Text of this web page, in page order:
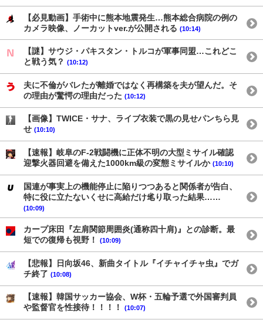
【必見動画】手術中に熊本地震発生…熊本総合病院の例の
カメラ映像、ノーカットver.が公開される (10:14)
【謎】サウジ・パキスタン・トルコが軍事同盟…これどこ
と戦う気？ (10:12)
夫に不倫がバレたが離婚ではなく再構築を夫が望んだ。そ
の理由が驚愕の理由だった (10:12)
【画像】TWICE・サナ、ライブ衣装で黒の見せパンちら見
せ (10:10)
【速報】岐阜のF-2戦闘機に正体不明の大型ミサイル確認
迎撃火器回避を備えた1000km級の変態ミサイルか (10:10)
国連が事実上の機能停止に陥りつつあると関係者が告白、
特に役に立たないくせに高給だけ毟り取った結果……
(10:09)
カープ床田『左肩関節周囲炎(通称四十肩)』との診断。最
短での復帰も視野！
(10:09)
【悲報】日向坂46、新曲タイトル『イチャイチャ虫』でガ
チ終了 (10:08)
【速報】韓国サッカー協会、W杯・五輪予選で外国審判員
や監督官を性接待！！！！
(10:07)